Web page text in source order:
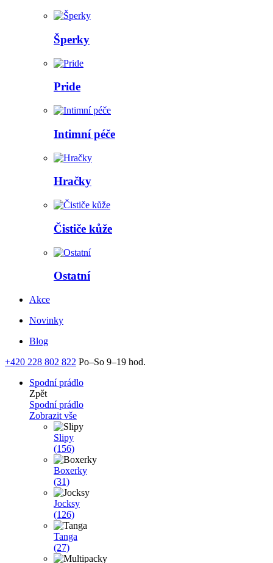
Šperky
Pride
Intimní péče
Hračky
Čističe kůže
Ostatní
Akce
Novinky
Blog
+420 228 802 822 Po–So 9–19 hod.
Spodní prádlo
Zpět
Spodní prádlo
Zobrazit vše
Slipy
(156)
Boxerky
(31)
Jocksy
(126)
Tanga
(27)